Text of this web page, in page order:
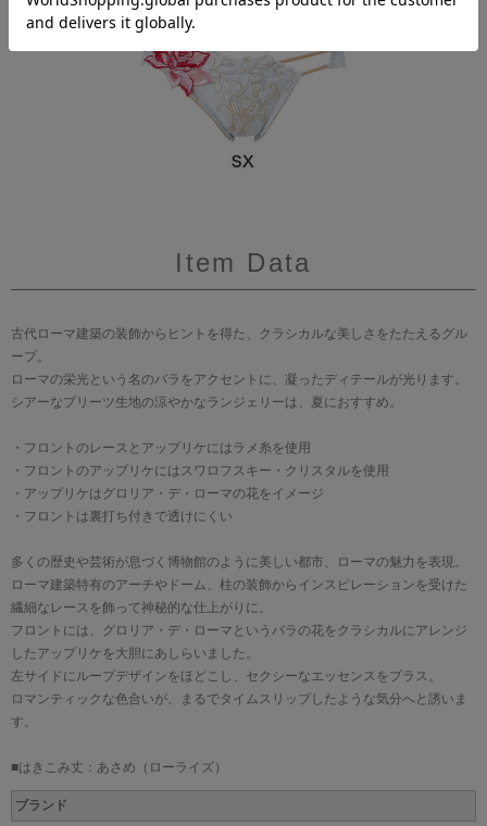
Item Data
古代ローマ建築の装飾からヒントを得た、クラシカルな美しさをたたえるグル
ープ。
ローマの栄光という名のバラをアクセントに、凝ったディテールが光ります。
シアーなプリーツ生地の涼やかなランジェリーは、夏におすすめ。
・フロントのレースとアップリケにはラメ糸を使用
・フロントのアップリケにはスワロフスキー・クリスタルを使用
・アップリケはグロリア・デ・ローマの花をイメージ
・フロントは裏打ち付きで透けにくい
多くの歴史や芸術が息づく博物館のように美しい都市、ローマの魅力を表現。
ローマ建築特有のアーチやドーム、柱の装飾からインスピレーションを受けた
繊細なレースを飾って神秘的な仕上がりに。
フロントには、グロリア・デ・ローマというバラの花をクラシカルにアレンジ
したアップリケを大胆にあしらいました。
左サイドにループデザインをほどこし、セクシーなエッセンスをプラス。
ロマンティックな色合いが、まるでタイムスリップしたような気分へと誘いま
す。
■はきこみ丈：あさめ（ローライズ）
ブランド